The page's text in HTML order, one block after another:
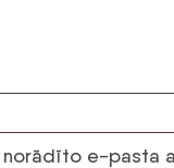
norādīto e-pasta